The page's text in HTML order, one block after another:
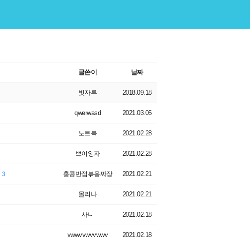
글쓴이 날짜
빗자루 2018.09.18
qwerwasd 2021.03.05
노트북 2021.02.28
쁘이잉자 2021.02.28
3 홍콩반점볶음짜장 2021.02.21
몰리나 2021.02.21
사니 2021.02.18
vwwvvwvvwwv 2021.02.18